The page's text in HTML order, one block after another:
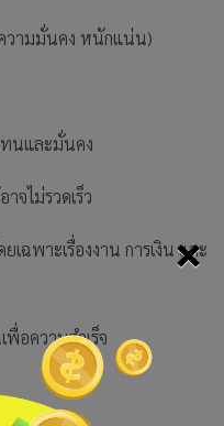
×
ความมั่นคง หนักแน่น)
นและมั่นคง
จไม่รวดเร็ว
เฉพาะเรื่องงาน การเงิน และ
พื่อความสำเร็จ